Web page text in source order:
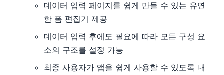
데이터 입력 페이지를 쉽게 만들 수 있는 유연
한 폼 편집기 제공
데이터 입력 후에도 필요에 따라 모든 구성 요
소의 구조를 설정 가능
최종 사용자가 앱을 쉽게 사용할 수 있도록 내